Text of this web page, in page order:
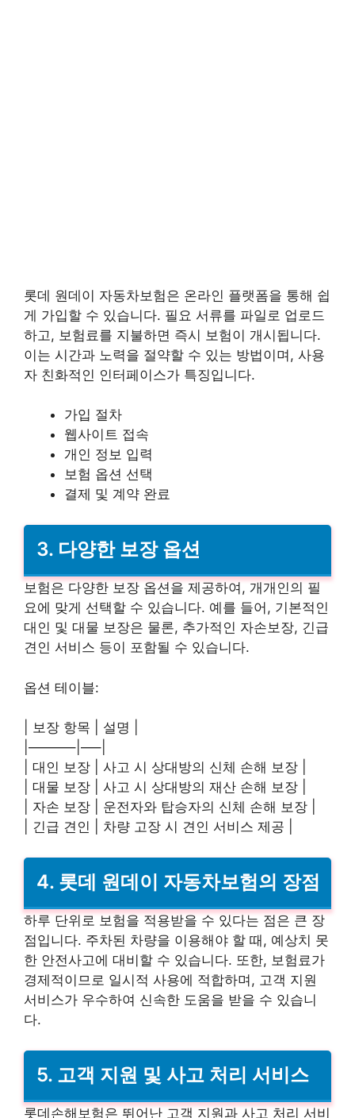
롯데 원데이 자동차보험은 온라인 플랫폼을 통해 쉽
게 가입할 수 있습니다. 필요 서류를 파일로 업로드
하고, 보험료를 지불하면 즉시 보험이 개시됩니다.
이는 시간과 노력을 절약할 수 있는 방법이며, 사용
자 친화적인 인터페이스가 특징입니다.
가입 절차
웹사이트 접속
개인 정보 입력
보험 옵션 선택
결제 및 계약 완료
3. 다양한 보장 옵션
보험은 다양한 보장 옵션을 제공하여, 개개인의 필
요에 맞게 선택할 수 있습니다. 예를 들어, 기본적인
대인 및 대물 보장은 물론, 추가적인 자손보장, 긴급
견인 서비스 등이 포함될 수 있습니다.
옵션 테이블:
| 보장 항목 | 설명 |
|———–|—–|
| 대인 보장 | 사고 시 상대방의 신체 손해 보장 |
| 대물 보장 | 사고 시 상대방의 재산 손해 보장 |
| 자손 보장 | 운전자와 탑승자의 신체 손해 보장 |
| 긴급 견인 | 차량 고장 시 견인 서비스 제공 |
4. 롯데 원데이 자동차보험의 장점
하루 단위로 보험을 적용받을 수 있다는 점은 큰 장
점입니다. 주차된 차량을 이용해야 할 때, 예상치 못
한 안전사고에 대비할 수 있습니다. 또한, 보험료가
경제적이므로 일시적 사용에 적합하며, 고객 지원
서비스가 우수하여 신속한 도움을 받을 수 있습니
다.
5. 고객 지원 및 사고 처리 서비스
롯데손해보험은 뛰어난 고객 지원과 사고 처리 서비